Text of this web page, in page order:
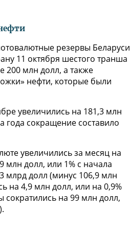
резервы Беларуси
11 октября шестого транша
200 млн долл, а также
нефти, которые были
увеличились на 181,3 млн
года сокращение составило
увеличились за месяц на
млн долл, или 1% с начала
млрд долл (минус 106,9 млн
на 4,9 млн долл, или на 0,9%
сократились на 99 млн долл,